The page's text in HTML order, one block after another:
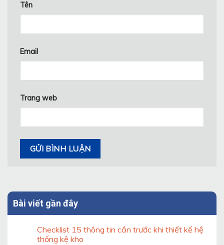
Bài viết gần đây
Checklist 15 thông tin cần trước khi thiết kế hệ
thống kệ kho
Tên
Email
Trang web